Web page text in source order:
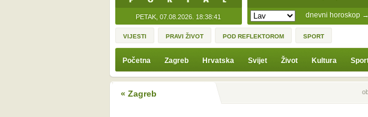
PETAK, 07.08.2026. 18:38:41 dnevni horoskop →
VIJESTI PRAVI ŽIVOT POD REFLEKTOROM SPORT
Početna Zagreb Hrvatska Svijet Život Kultura
« Zagreb Prethodna